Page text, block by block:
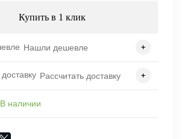
Купить в 1 клик
Нашли дешевле
Рассчитать доставку
В наличии